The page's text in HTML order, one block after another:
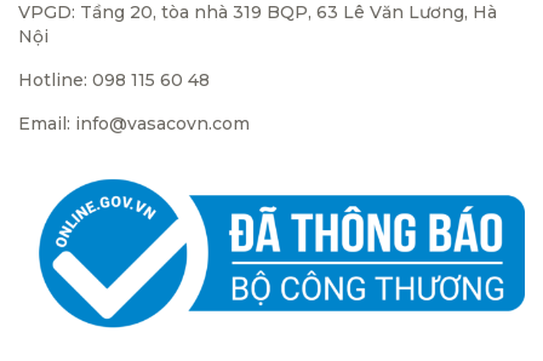
VPGD: Tầng 20, tòa nhà 319 BQP, 63 Lê Văn Lương, Hà
Nội
Hotline: 098 115 60 48
Email: info@vasacovn.com